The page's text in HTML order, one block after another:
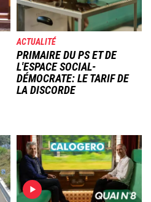
ACTUALITÉ
PRIMAIRE DU PS ET DE
L'ESPACE SOCIAL-
DÉMOCRATE: LE TARIF DE
LA DISCORDE
Image